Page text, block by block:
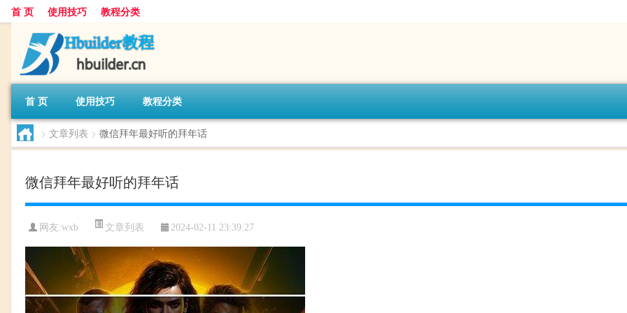
首 页 使用技巧 教程分类
首 页 使用技巧 教程分类
> 文章列表 > 微信拜年最好听的拜年话
微信拜年最好听的拜年话
网友:wxb 文章列表 2024-02-11 23:39:27